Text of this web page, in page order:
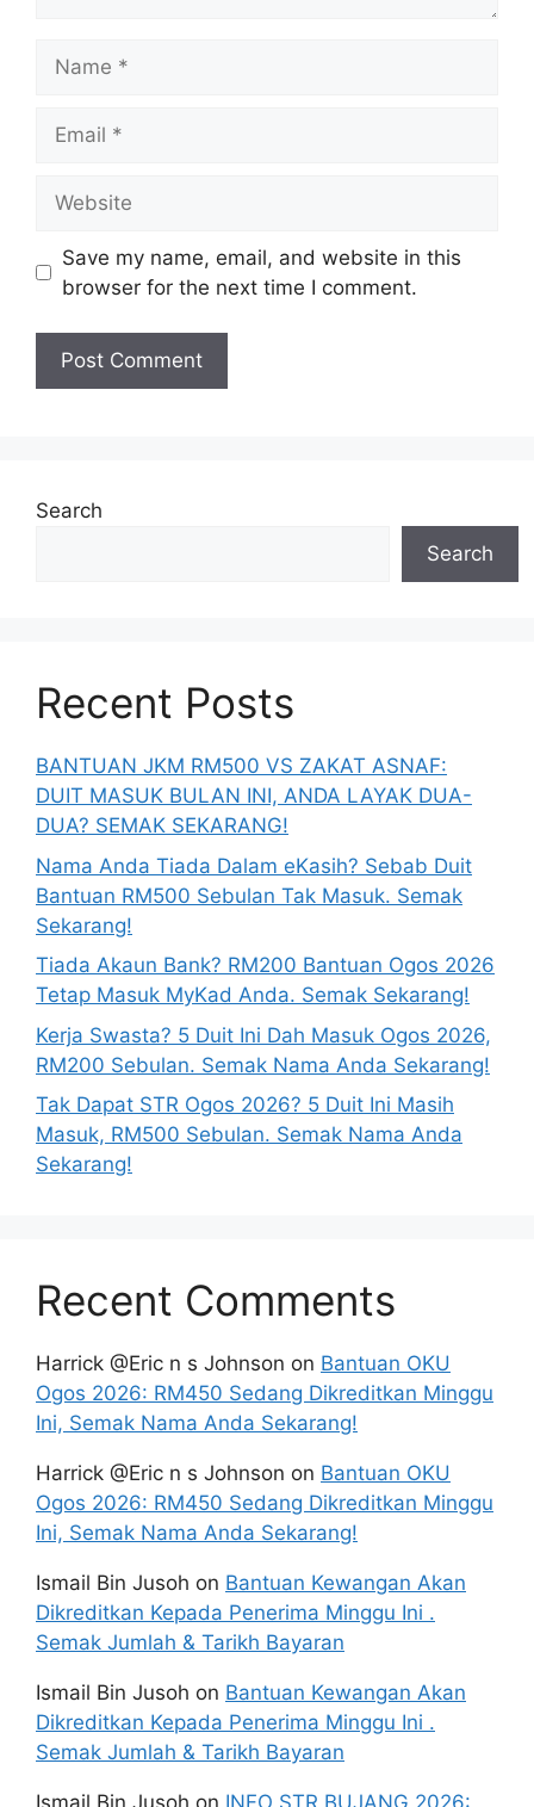
Save my name, email, and website in this
browser for the next time I comment.
Search
Search
Recent Posts
BANTUAN JKM RM500 VS ZAKAT ASNAF:
DUIT MASUK BULAN INI, ANDA LAYAK DUA-
DUA? SEMAK SEKARANG!
Nama Anda Tiada Dalam eKasih? Sebab Duit
Bantuan RM500 Sebulan Tak Masuk. Semak
Sekarang!
Tiada Akaun Bank? RM200 Bantuan Ogos 2026
Tetap Masuk MyKad Anda. Semak Sekarang!
Kerja Swasta? 5 Duit Ini Dah Masuk Ogos 2026,
RM200 Sebulan. Semak Nama Anda Sekarang!
Tak Dapat STR Ogos 2026? 5 Duit Ini Masih
Masuk, RM500 Sebulan. Semak Nama Anda
Sekarang!
Recent Comments
Harrick @Eric n s Johnson on Bantuan OKU
Ogos 2026: RM450 Sedang Dikreditkan Minggu
Ini, Semak Nama Anda Sekarang!
Harrick @Eric n s Johnson on Bantuan OKU
Ogos 2026: RM450 Sedang Dikreditkan Minggu
Ini, Semak Nama Anda Sekarang!
Ismail Bin Jusoh on Bantuan Kewangan Akan
Dikreditkan Kepada Penerima Minggu Ini .
Semak Jumlah & Tarikh Bayaran
Ismail Bin Jusoh on Bantuan Kewangan Akan
Dikreditkan Kepada Penerima Minggu Ini .
Semak Jumlah & Tarikh Bayaran